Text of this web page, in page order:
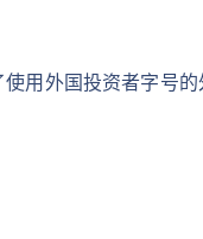
用外国投资者字号